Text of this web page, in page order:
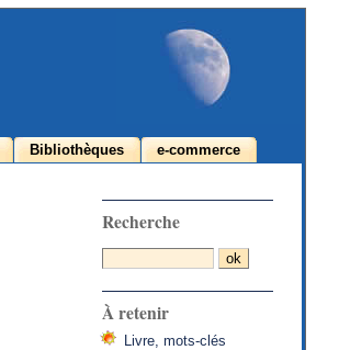
Bibliothèques e-commerce
Recherche
À retenir
Livre, mots-clés